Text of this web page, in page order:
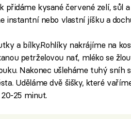
přidáme kysané červené zelí, sůl
instantní nebo vlastní jíšku a
a bílky.Rohlíky nakrájíme na
petrželovou nať, mléko se
Nakonec ušleháme tuhý sníh
Uděláme dvě šišky, které
25 minut.